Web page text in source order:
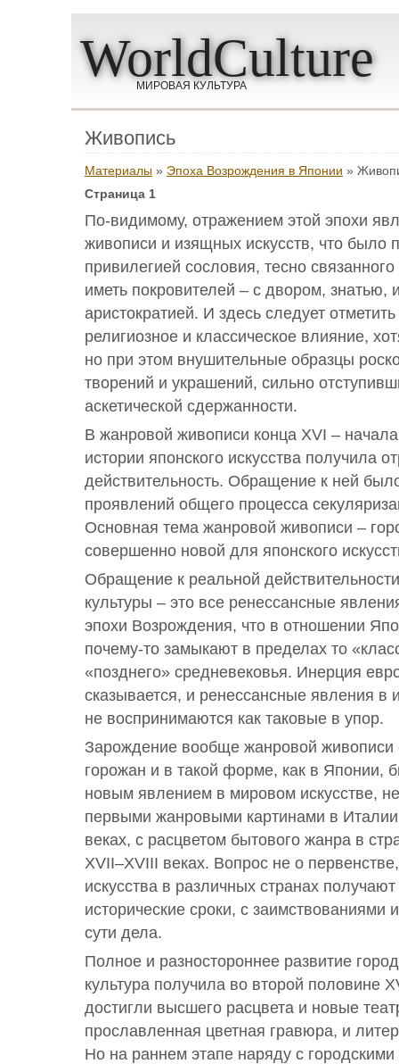
WorldCulture
МИРОВАЯ КУЛЬТУРА
Живопись
Материалы » Эпоха Возрождения в Японии »
Страница 1
По-видимому, отражением этой эпохи
живописи и изящных искусств, что было
привилегией сословия, тесно
иметь покровителей – с двором, знатью,
аристократией. И здесь следует
религиозное и классическое влияние,
но при этом внушительные образцы
творений и украшений, сильно
аскетической сдержанности.
В жанровой живописи конца XVI –
истории японского искусства получила
действительность. Обращение к ней
проявлений общего процесса
Основная тема жанровой живописи –
совершенно новой для японского
Обращение к реальной
культуры – это все ренессансные
эпохи Возрождения, что в отношении
почему-то замыкают в пределах то
«позднего» средневековья. Инерция
сказывается, и ренессансные явления в
не воспринимаются как таковые в упор.
Зарождение вообще жанровой живописи
горожан и в такой форме, как в Японии,
новым явлением в мировом искусстве,
первыми жанровыми картинами в
веках, с расцветом бытового жанра в
XVII–XVIII веках. Вопрос не о
искусства в различных странах
исторические сроки, с заимствованиями
сути дела.
Полное и разностороннее развитие
культура получила во второй половине
достигли высшего расцвета и новые
прославленная цветная гравюра, и
Но на раннем этапе наряду с